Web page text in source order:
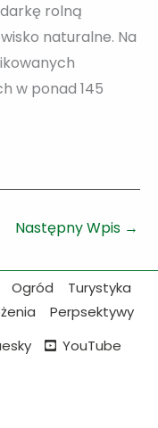
rolną
naturalne. Na
w ponad 145
Następny Wpis →
Ogród
Turystyka
Perpsektywy
YouTube